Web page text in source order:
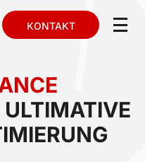
KONTAKT
ULTIMATIVE